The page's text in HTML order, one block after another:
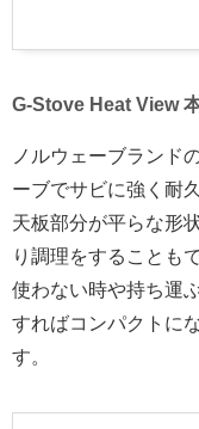
G-Stove Heat View
ノルウェーブランド
ーブでサビに強く耐
天板部分が平らな形
り調理をすることも
使わない時や持ち運
すればコンパクトに
す。